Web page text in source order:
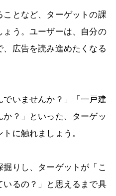
となど、ターゲットの課
う。ユーザーは、自分の
広告を読み進めたくなる
いませんか？」「一戸建
？」といった、ターゲッ
に触れましょう。
りし、ターゲットが「こ
るの？」と思えるまで具